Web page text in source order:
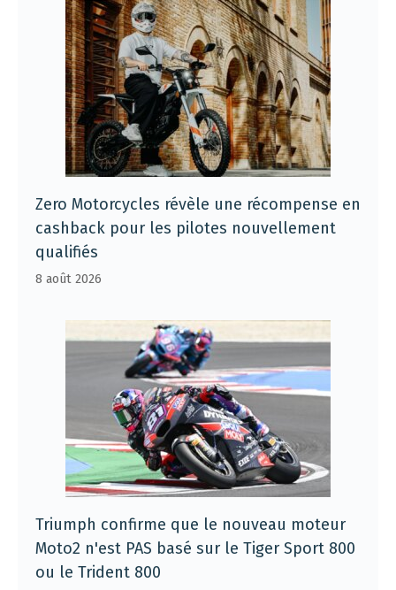
Zero Motorcycles révèle une récompense en
cashback pour les pilotes nouvellement
qualifiés
8 août 2026
Triumph confirme que le nouveau moteur
Moto2 n'est PAS basé sur le Tiger Sport 800
ou le Trident 800